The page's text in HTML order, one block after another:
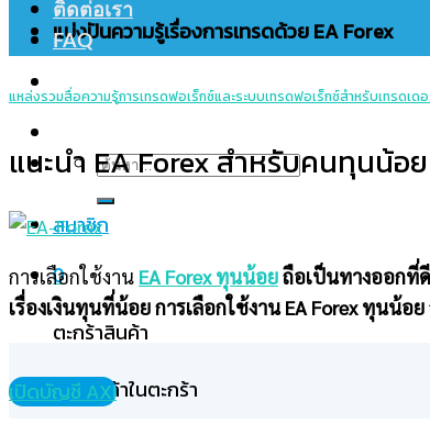
แบ่งปันความรู้เรื่องการเทรดด้วย EA Forex
ค้นหา:
สมาชิก
0
ตะกร้าสินค้า
ไม่มีสินค้าในตะกร้า
ติดต่อเรา
FAQ
แหล่งรวมสื่อความรู้การเทรดฟอเร็กซ์และระบบเทรดฟอเร็กซ์สำหรับเทรดเด
แนะนำ EA Forex สำหรับคนทุนน้อ
การเลือกใช้งาน EA Forex ทุนน้อยถือเป็นทางออกที่
เรื่องเงินทุนที่น้อย การเลือกใช้งาน EA Forex ทุนน้อย
เปิดบัญชี AXI